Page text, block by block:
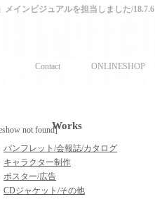
インビジュアルを担当しました/18.7.6
Contact ONLINESHOP
not found]Works
パンフレット/会報誌/カタログ
キャラクター制作
ポスター/広告
CDジャケット/その他